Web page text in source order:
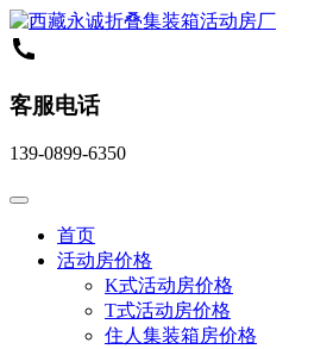
客服电话
139-0899-6350
首页
活动房价格
K式活动房价格
T式活动房价格
住人集装箱房价格